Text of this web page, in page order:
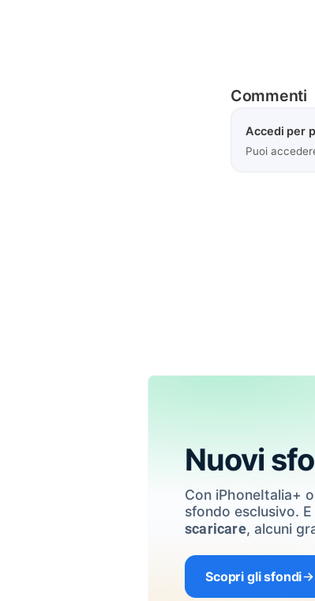
Commenti
Accedi per
Puoi
Nuovi
Con iPhoneItalia+
sfondo esclusivo.
scaricare, alcuni
Scopri gli sfondi